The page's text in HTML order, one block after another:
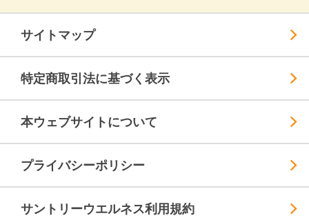
サイトマップ
特定商取引法に基づく表示
本ウェブサイトについて
プライバシーポリシー
サントリーウエルネス利用規約